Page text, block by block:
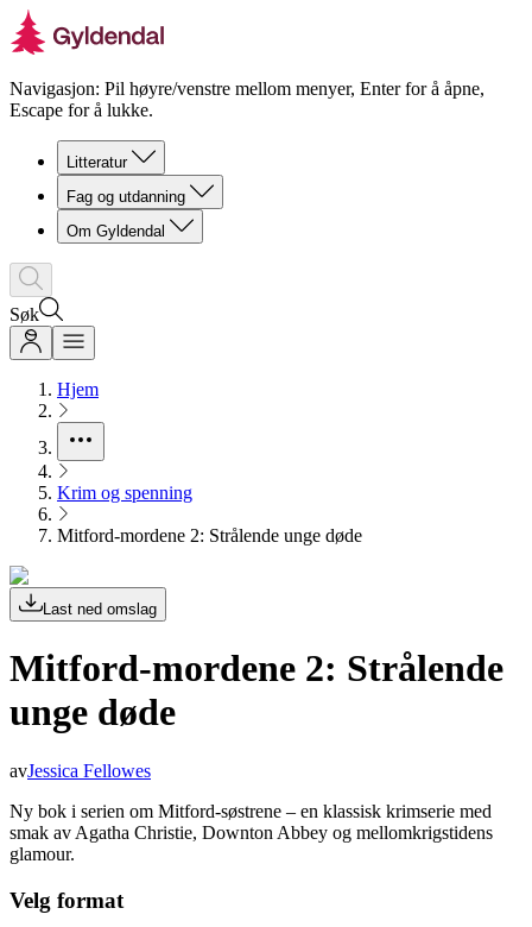
Navigasjon: Pil høyre/venstre mellom menyer, Enter for å åpne,
Escape for å lukke.
Litteratur
Fag og utdanning
Om Gyldendal
Søk
Hjem
Krim og spenning
Mitford-mordene 2: Strålende unge døde
Last ned omslag
Mitford-mordene 2: Strålende
unge døde
avJessica Fellowes
Ny bok i serien om Mitford-søstrene – en klassisk krimserie med
smak av Agatha Christie, Downton Abbey og mellomkrigstidens
glamour.
Velg format